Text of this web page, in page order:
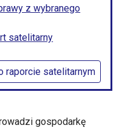
z wybranego
satelitarny
raporcie satelitarnym
gospodarkę